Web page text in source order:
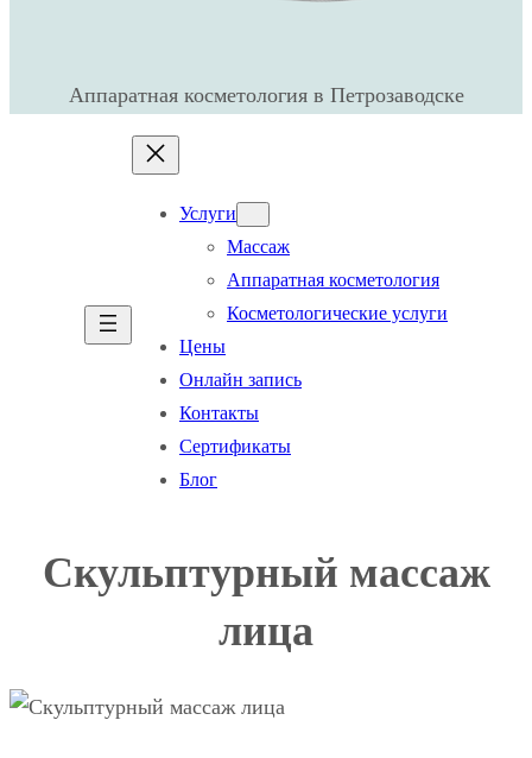
Аппаратная косметология в Петрозаводске
Услуги
Массаж
Аппаратная косметология
Косметологические услуги
Цены
Онлайн запись
Контакты
Сертификаты
Блог
Скульптурный массаж
лица